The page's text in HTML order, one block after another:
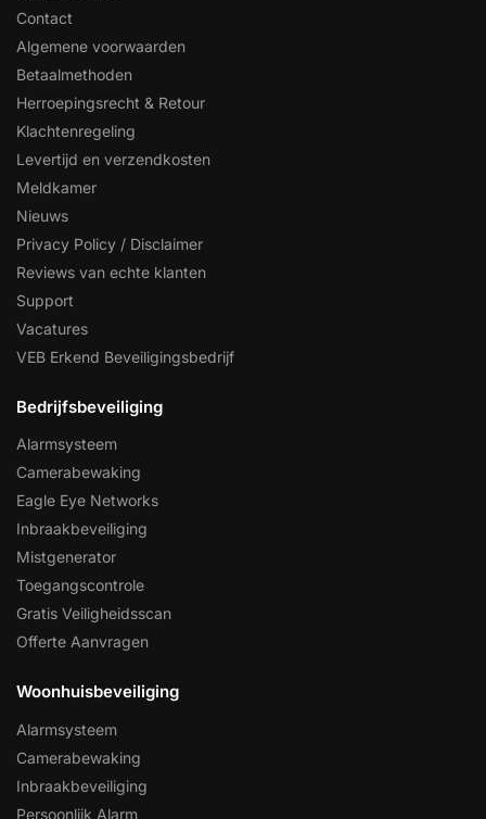
Contact
Algemene voorwaarden
Betaalmethoden
Herroepingsrecht & Retour
Klachtenregeling
Levertijd en verzendkosten
Meldkamer
Nieuws
Privacy Policy / Disclaimer
Reviews van echte klanten
Support
Vacatures
VEB Erkend Beveiligingsbedrijf
Bedrijfsbeveiliging
Alarmsysteem
Camerabewaking
Eagle Eye Networks
Inbraakbeveiliging
Mistgenerator
Toegangscontrole
Gratis Veiligheidsscan
Offerte Aanvragen
Woonhuisbeveiliging
Alarmsysteem
Camerabewaking
Inbraakbeveiliging
Persoonlijk Alarm